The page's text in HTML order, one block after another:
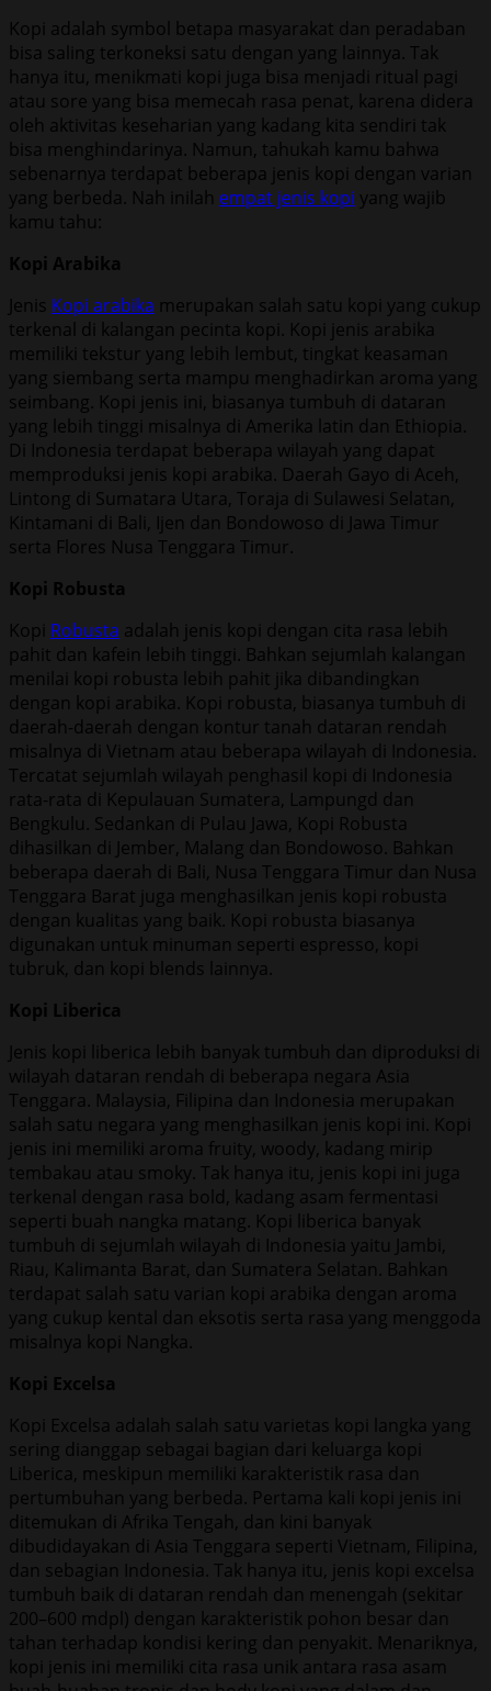
Kopi adalah symbol betapa masyarakat dan peradaban
bisa saling terkoneksi satu dengan yang lainnya. Tak
hanya itu, menikmati kopi juga bisa menjadi ritual pagi
atau sore yang bisa memecah rasa penat, karena didera
oleh aktivitas keseharian yang kadang kita sendiri tak
bisa menghindarinya. Namun, tahukah kamu bahwa
sebenarnya terdapat beberapa jenis kopi dengan varian
yang berbeda. Nah inilah empat jenis kopi yang wajib
kamu tahu:
Kopi Arabika
Jenis Kopi arabika merupakan salah satu kopi yang cukup
terkenal di kalangan pecinta kopi. Kopi jenis arabika
memiliki tekstur yang lebih lembut, tingkat keasaman
yang siembang serta mampu menghadirkan aroma yang
seimbang. Kopi jenis ini, biasanya tumbuh di dataran
yang lebih tinggi misalnya di Amerika latin dan Ethiopia.
Di Indonesia terdapat beberapa wilayah yang dapat
memproduksi jenis kopi arabika. Daerah Gayo di Aceh,
Lintong di Sumatara Utara, Toraja di Sulawesi Selatan,
Kintamani di Bali, Ijen dan Bondowoso di Jawa Timur
serta Flores Nusa Tenggara Timur.
Kopi Robusta
Kopi Robusta adalah jenis kopi dengan cita rasa lebih
pahit dan kafein lebih tinggi. Bahkan sejumlah kalangan
menilai kopi robusta lebih pahit jika dibandingkan
dengan kopi arabika. Kopi robusta, biasanya tumbuh di
daerah-daerah dengan kontur tanah dataran rendah
misalnya di Vietnam atau beberapa wilayah di Indonesia.
Tercatat sejumlah wilayah penghasil kopi di Indonesia
rata-rata di Kepulauan Sumatera, Lampungd dan
Bengkulu. Sedankan di Pulau Jawa, Kopi Robusta
dihasilkan di Jember, Malang dan Bondowoso. Bahkan
beberapa daerah di Bali, Nusa Tenggara Timur dan Nusa
Tenggara Barat juga menghasilkan jenis kopi robusta
dengan kualitas yang baik. Kopi robusta biasanya
digunakan untuk minuman seperti espresso, kopi
tubruk, dan kopi blends lainnya.
Kopi Liberica
Jenis kopi liberica lebih banyak tumbuh dan diproduksi di
wilayah dataran rendah di beberapa negara Asia
Tenggara. Malaysia, Filipina dan Indonesia merupakan
salah satu negara yang menghasilkan jenis kopi ini. Kopi
jenis ini memiliki aroma fruity, woody, kadang mirip
tembakau atau smoky. Tak hanya itu, jenis kopi ini juga
terkenal dengan rasa bold, kadang asam fermentasi
seperti buah nangka matang. Kopi liberica banyak
tumbuh di sejumlah wilayah di Indonesia yaitu Jambi,
Riau, Kalimanta Barat, dan Sumatera Selatan. Bahkan
terdapat salah satu varian kopi arabika dengan aroma
yang cukup kental dan eksotis serta rasa yang menggoda
misalnya kopi Nangka.
Kopi Excelsa
Kopi Excelsa adalah salah satu varietas kopi langka yang
sering dianggap sebagai bagian dari keluarga kopi
Liberica, meskipun memiliki karakteristik rasa dan
pertumbuhan yang berbeda. Pertama kali kopi jenis ini
ditemukan di Afrika Tengah, dan kini banyak
dibudidayakan di Asia Tenggara seperti Vietnam, Filipina,
dan sebagian Indonesia. Tak hanya itu, jenis kopi excelsa
tumbuh baik di dataran rendah dan menengah (sekitar
200–600 mdpl) dengan karakteristik pohon besar dan
tahan terhadap kondisi kering dan penyakit. Menariknya,
kopi jenis ini memiliki cita rasa unik antara rasa asam